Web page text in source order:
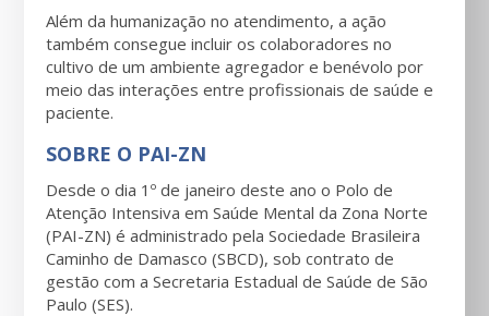
Além da humanização no atendimento, a ação
também consegue incluir os colaboradores no
cultivo de um ambiente agregador e benévolo por
meio das interações entre profissionais de saúde e
paciente.
SOBRE O PAI-ZN
Desde o dia 1º de janeiro deste ano o Polo de
Atenção Intensiva em Saúde Mental da Zona Norte
(PAI-ZN) é administrado pela Sociedade Brasileira
Caminho de Damasco (SBCD), sob contrato de
gestão com a Secretaria Estadual de Saúde de São
Paulo (SES).